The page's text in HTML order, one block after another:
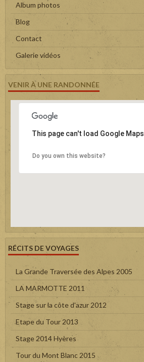
Album photos
Blog
Contact
Galerie vidéos
VENIR À UNE RANDONNÉE
This page can't load Google
Do you own this website?
RÉCITS DE VOYAGES
La Grande Traversée des Alpes 2005
LA MARMOTTE 2011
Stage sur la côte d'azur 2012
Etape du Tour 2013
Stage 2014 Hyères
Tour du Mont Blanc 2015